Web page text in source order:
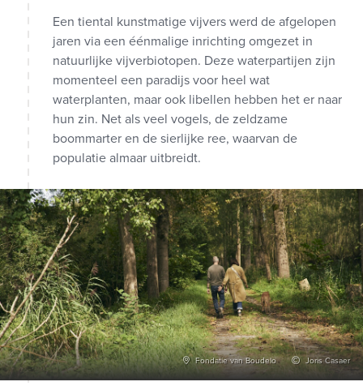
Fondatie van Boudelo Joris Casaer
Een tiental kunstmatige vijvers werd de afgelopen
jaren via een éénmalige inrichting omgezet in
natuurlijke vijverbiotopen. Deze waterpartijen zijn
momenteel een paradijs voor heel wat
waterplanten, maar ook libellen hebben het er naar
hun zin. Net als veel vogels, de zeldzame
boommarter en de sierlijke ree, waarvan de
populatie almaar uitbreidt.